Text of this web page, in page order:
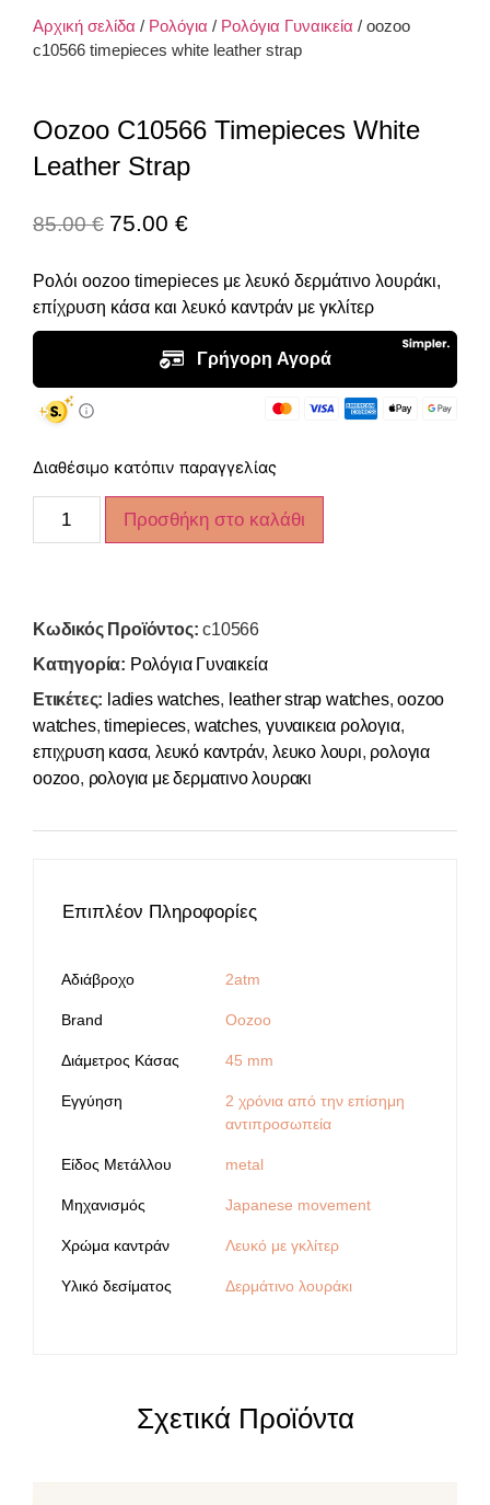
Αρχική σελίδα / Ρολόγια / Ρολόγια Γυναικεία / oozoo
c10566 timepieces white leather strap
Oozoo C10566 Timepieces White
Leather Strap
85.00€ 75.00 €
Ρολόι oozoo timepieces με λευκό δερμάτινο λουράκι,
επίχρυση κάσα και λευκό καντράν με γκλίτερ
Διαθέσιμο κατόπιν παραγγελίας
Προσθήκη στο καλάθι
Κωδικός Προϊόντος:c10566
Κατηγορία: Ρολόγια Γυναικεία
Ετικέτες: ladies watches, leather strap watches,oozoo
watches,timepieces, watches,γυναικεια ρολογια,
επιχρυση κασα,λευκό καντράν,λευκο λουρι, ρολογια
oozoo, ρολογια με δερματινο λουρακι
Επιπλέον Πληροφορίες
Αδιάβροχο 2atm
Brand Oozoo
Διάμετρος Κάσας 45 mm
Εγγύηση
2 χρόνια από την επίσημη
αντιπροσωπεία
Είδος Μετάλλου metal
Μηχανισμός Japanese movement
Χρώμα καντράν Λευκό με γκλίτερ
Υλικό δεσίματος Δερμάτινο λουράκι
Σχετικά Προϊόντα